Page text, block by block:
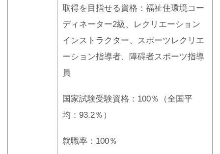
取得を目指せる資格：福祉住環境コー
ディネーター2級、レクリエーション
インストラクター、スポーツレクリエ
ーション指導者、障碍者スポーツ指導
員
国家試験受験資格：100％（全国平
均：93.2％）
就職率：100％